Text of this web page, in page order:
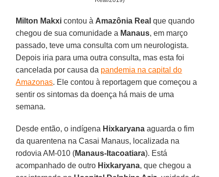
Milton Makxi contou à Amazônia Real que quando
chegou de sua comunidade a Manaus, em março
passado, teve uma consulta com um neurologista.
Depois iria para uma outra consulta, mas esta foi
cancelada por causa da pandemia na capital do
Amazonas. Ele contou à reportagem que começou a
sentir os sintomas da doença há mais de uma
semana.
Desde então, o indígena Hixkaryana aguarda o fim
da quarentena na Casai Manaus, localizada na
rodovia AM-010 (Manaus-Itacoatiara). Está
acompanhado de outro Hixkaryana, que chegou a